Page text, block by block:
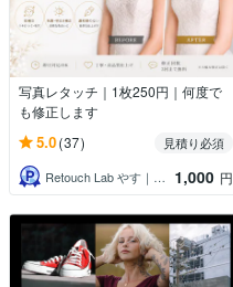
写真レタッチ｜1枚250円｜何度で
も修正します
5.0(37)
見積り必須
Retouch Lab やす｜レタッチ
1,000 円